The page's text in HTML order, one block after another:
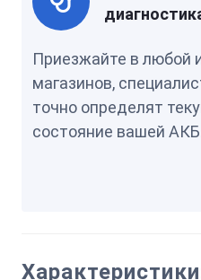
Приезжайте в любой
магазинов,
точно определят
состояние вашей